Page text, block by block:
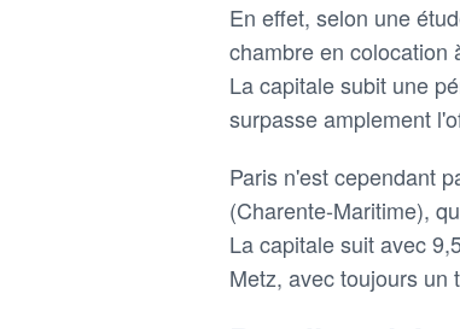
En effet, selon une
chambre en colocation
La capitale subit une
surpasse amplement
Paris n'est cependant
(Charente-Maritime),
La capitale suit avec
Metz, avec toujours un